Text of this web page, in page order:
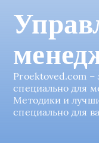
Proektoved.com –
специально для
Методики и
специально для